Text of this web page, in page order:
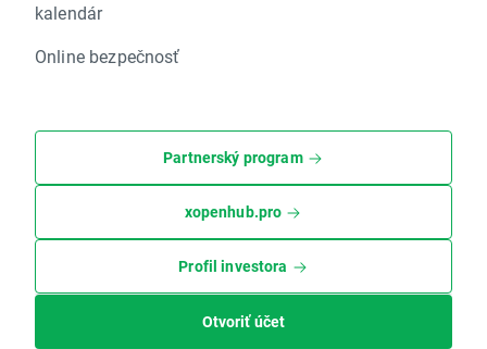
kalendár
Online bezpečnosť
Partnerský program
xopenhub.pro
Profil investora
Otvoriť účet